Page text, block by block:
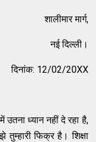
शालीमार मार्ग,
नई दिल्ली।
दिनांक: 12/02/20XX
ध्यान नहीं दे रहा है,
फिक्र है। शिक्षा